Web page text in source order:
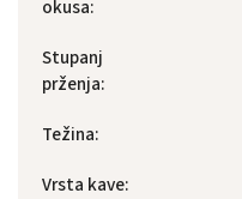
okusa:
Stupanj
prženja:
Težina:
Vrsta kave: